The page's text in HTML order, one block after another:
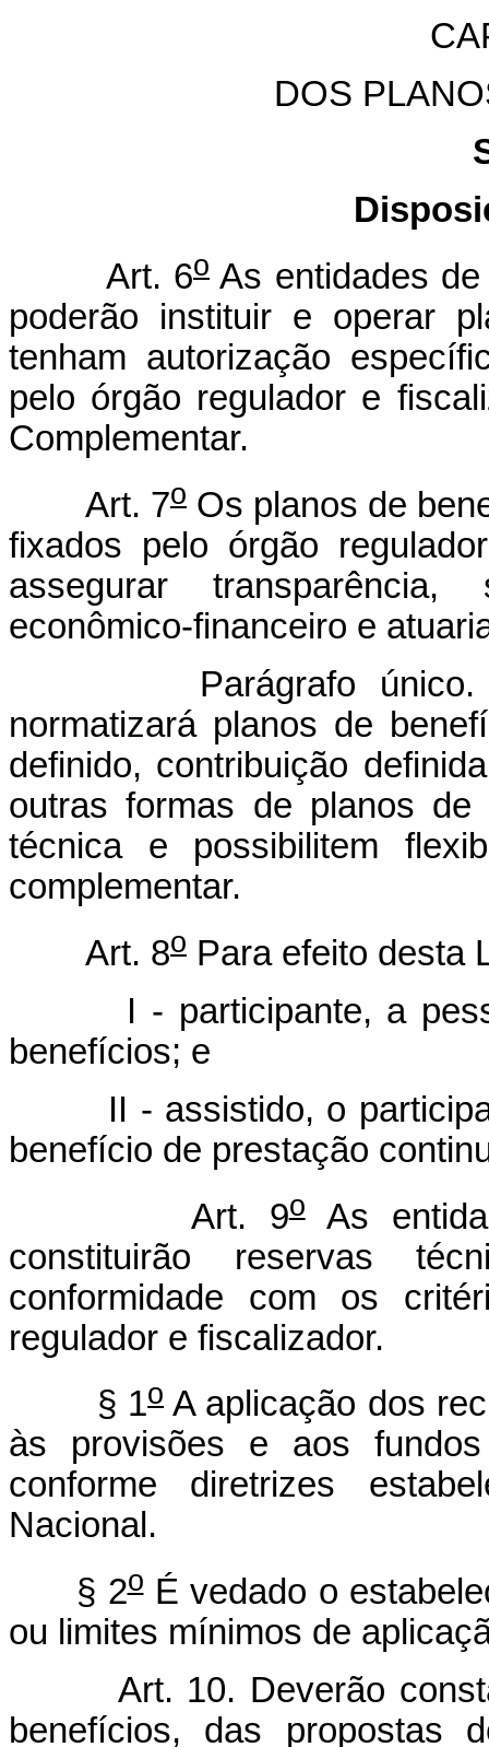
DOS
Art. 6o As entidades
poderão instituir e operar
tenham autorização
pelo órgão regulador e
Complementar.
Art. 7o Os planos de
fixados pelo órgão
assegurar
econômico-financeiro e
Parágrafo único. O
normatizará planos de
definido, contribuição
outras formas de planos
técnica e possibilitem
complementar.
Art. 8o Para efeito desta
I - participante, a
benefícios; e
II - assistido, o
benefício de prestação
Art. 9oAs
constituirão reservas
conformidade com os
regulador e fiscalizador.
§ 1oA aplicação dos
às provisões e aos
conforme diretrizes
Nacional.
§ 2oÉ vedado o
ou limites mínimos de
Art. 10. Deverão
benefícios, das propostas